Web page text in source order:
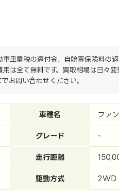
車重量税の還付金、自賠責保険料の
用は全て無料です。買取相場は日々
お問い合わせください。
車種名 ファ
グレード -
走行距離
駆動方式 2WD